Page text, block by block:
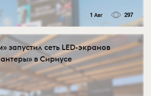
1 Авг 297
запустил сеть LED-экранов
в Сириусе